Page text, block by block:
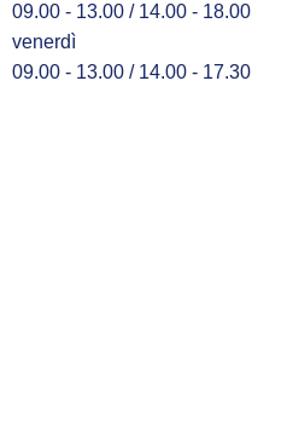
09.00 - 13.00 / 14.00 - 18.00
venerdì
09.00 - 13.00 / 14.00 - 17.30